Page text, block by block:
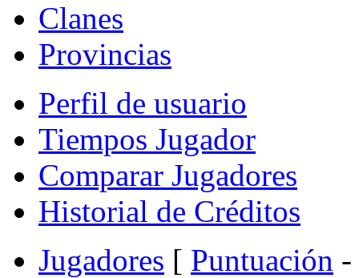
Clanes
Provincias
Perfil de usuario
Tiempos Jugador
Comparar Jugadores
Historial de Créditos
Jugadores [ Puntuación -